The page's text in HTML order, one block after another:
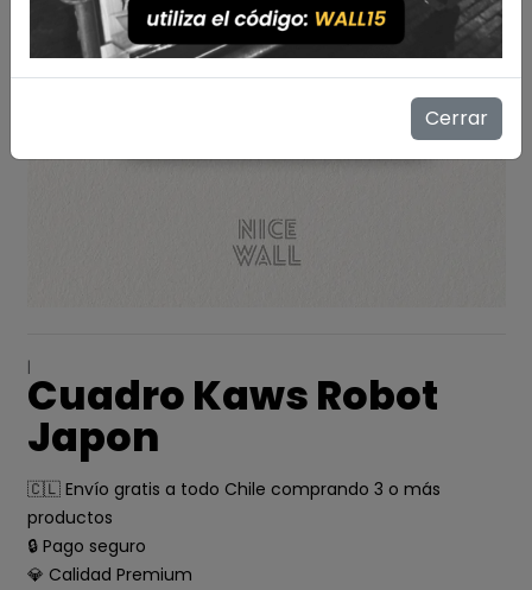
|
Cuadro Kaws Robot
Japon
🇨🇱 Envío gratis a todo Chile comprando 3 o más
productos
🔒 Pago seguro
💎 Calidad Premium
Cerrar